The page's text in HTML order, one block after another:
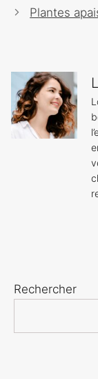
Plantes
Rechercher